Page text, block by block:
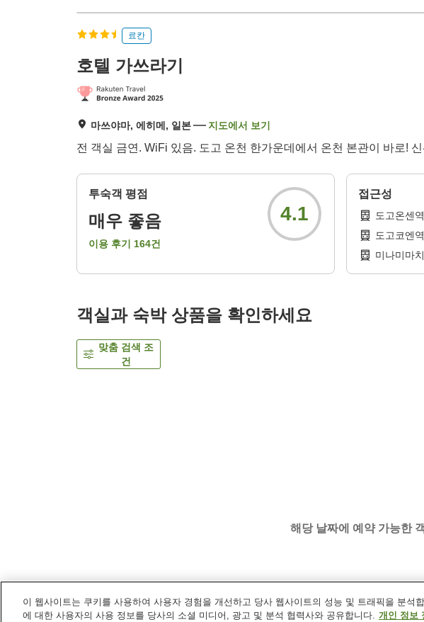
료칸
호텔 가쓰라기
마쓰야마, 에히메, 일본 지도에서 보기
전 객실 금연. WiFi 있음. 도고 온천 한가운데에서 온천 본관이 바로!
투숙객 평점
매우 좋음
이용 후기 164건
4.1
접근성
도고온센역
도고코엔역
미나미마
객실과 숙박 상품을 확인하세요
맞춤 검색 조
건
해당 날짜에 예약 가능한
홈 일본 에히메 마쓰야마 호텔 가쓰라기
이 웹사이트는 쿠키를 사용하여 사용자 경험을 개선하고 당사 웹사이트의 성능 및 트래픽을 분석
에 대한 사용자의 사용 정보를 당사의 소셜 미디어, 광고 및 분석 협력사와 공유합니다. 개인 정보